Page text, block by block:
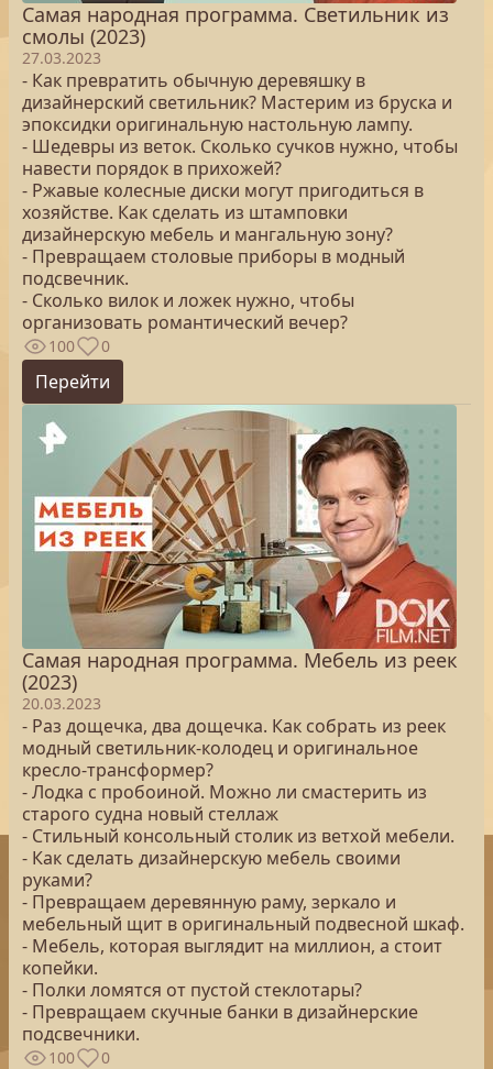
Самая народная программа. Светильник из
смолы (2023)
27.03.2023
- Как превратить обычную деревяшку в
дизайнерский светильник? Мастерим из бруска и
эпоксидки оригинальную настольную лампу.
- Шедевры из веток. Сколько сучков нужно, чтобы
навести порядок в прихожей?
- Ржавые колесные диски могут пригодиться в
хозяйстве. Как сделать из штамповки
дизайнерскую мебель и мангальную зону?
- Превращаем столовые приборы в модный
подсвечник.
- Сколько вилок и ложек нужно, чтобы
организовать романтический вечер?
100 0
Перейти
Самая народная программа. Мебель из реек
(2023)
20.03.2023
- Раз дощечка, два дощечка. Как собрать из реек
модный светильник-колодец и оригинальное
кресло-трансформер?
- Лодка с пробоиной. Можно ли смастерить из
старого судна новый стеллаж
- Стильный консольный столик из ветхой мебели.
- Как сделать дизайнерскую мебель своими
руками?
- Превращаем деревянную раму, зеркало и
мебельный щит в оригинальный подвесной шкаф.
- Мебель, которая выглядит на миллион, а стоит
копейки.
- Полки ломятся от пустой стеклотары?
- Превращаем скучные банки в дизайнерские
подсвечники.
100 0